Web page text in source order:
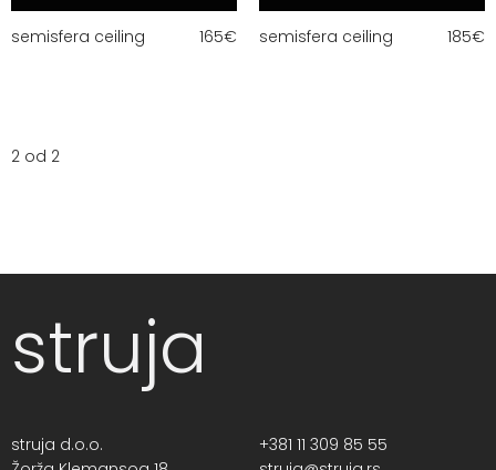
semisfera ceiling 165€ semisfera ceiling 185€
2 od 2
struja
struja d.o.o.
+381 11 309 85 55